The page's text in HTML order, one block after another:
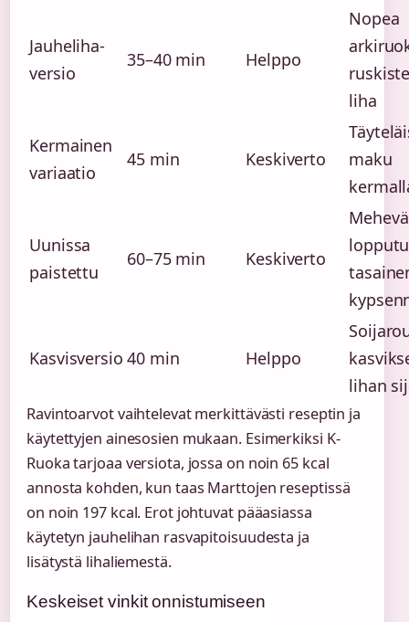
Jauheliha-
versio
35–40 min Helppo
Nopea
liha
Kermainen
variaatio
45 min Keskiverto
maku
Uunissa
paistettu
60–75 min Keskiverto
Mehevä
Kasvisversio 40 min Helppo
lihan
Ravintoarvot vaihtelevat merkittävästi reseptin ja
käytettyjen ainesosien mukaan. Esimerkiksi K-
Ruoka tarjoaa versiota, jossa on noin 65 kcal
annosta kohden, kun taas Marttojen reseptissä
on noin 197 kcal. Erot johtuvat pääasiassa
käytetyn jauhelihan rasvapitoisuudesta ja
lisätystä lihaliemestä.
Keskeiset vinkit onnistumiseen